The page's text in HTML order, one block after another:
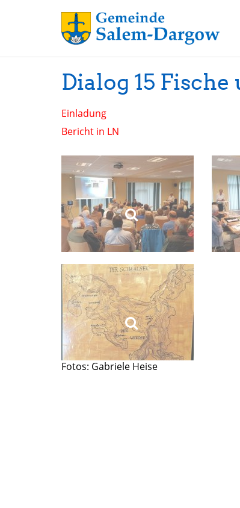
Dialog 15 Fische
Einladung
Bericht in LN
Fotos: Gabriele Heise